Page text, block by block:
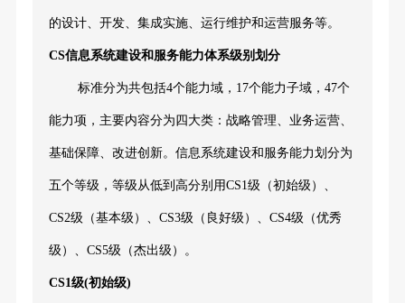
的设计、开发、集成实施、运行维护和运营服务等。
CS信息系统建设和服务能力体系级别划分
标准分为共包括4个能力域，17个能力子域，47个
能力项，主要内容分为四大类：战略管理、业务运营、
基础保障、改进创新。信息系统建设和服务能力划分为
五个等级，等级从低到高分别用CS1级（初始级）、
CS2级（基本级）、CS3级（良好级）、CS4级（优秀
级）、CS5级（杰出级）。
CS1级(初始级)